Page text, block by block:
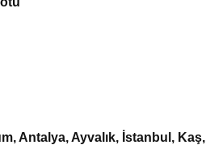
Antalya, Ayvalık, İstanbul, Kaş,